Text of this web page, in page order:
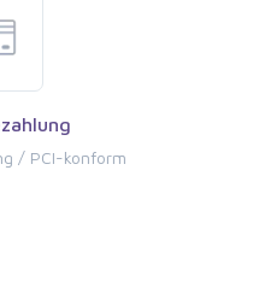
/ PCI-konform